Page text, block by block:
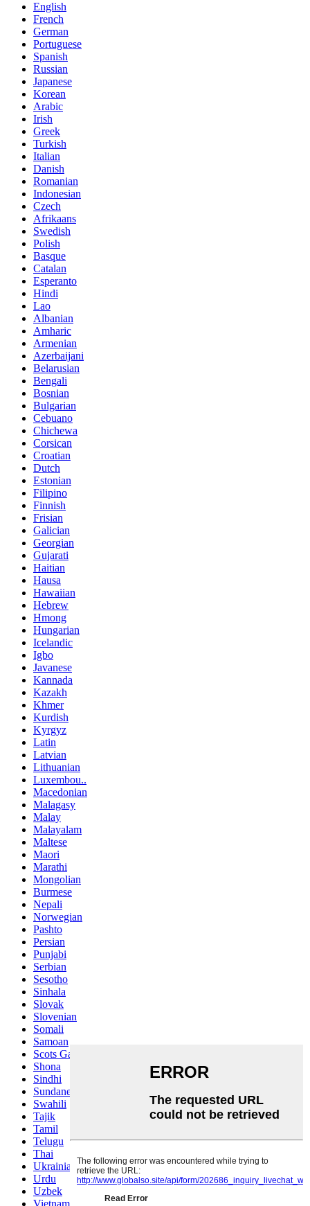
English
French
German
Portuguese
Spanish
Russian
Japanese
Korean
Arabic
Irish
Greek
Turkish
Italian
Danish
Romanian
Indonesian
Czech
Afrikaans
Swedish
Polish
Basque
Catalan
Esperanto
Hindi
Lao
Albanian
Amharic
Armenian
Azerbaijani
Belarusian
Bengali
Bosnian
Bulgarian
Cebuano
Chichewa
Corsican
Croatian
Dutch
Estonian
Filipino
Finnish
Frisian
Galician
Georgian
Gujarati
Haitian
Hausa
Hawaiian
Hebrew
Hmong
Hungarian
Icelandic
Igbo
Javanese
Kannada
Kazakh
Khmer
Kurdish
Kyrgyz
Latin
Latvian
Lithuanian
Luxembou..
Macedonian
Malagasy
Malay
Malayalam
Maltese
Maori
Marathi
Mongolian
Burmese
Nepali
Norwegian
Pashto
Persian
Punjabi
Serbian
Sesotho
Sinhala
Slovak
Slovenian
Somali
Samoan
Scots Gaelic
Shona
Sindhi
Sundanese
Swahili
Tajik
Tamil
Telugu
Thai
Ukrainian
Urdu
Uzbek